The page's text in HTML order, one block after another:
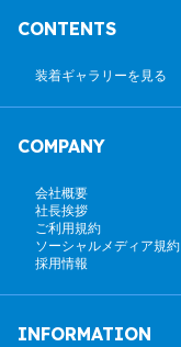
CONTENTS
装着ギャラリーを見る
COMPANY
会社概要
社長挨拶
ご利用規約
ソーシャルメディア規約
採用情報
INFORMATION